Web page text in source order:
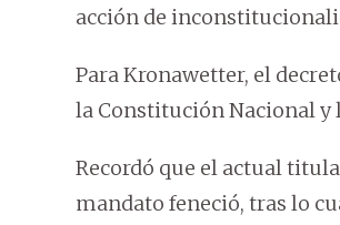
acción de
Para Kronawetter, el
la Constitución Nacional y
Recordó que el actual
mandato feneció, tras lo